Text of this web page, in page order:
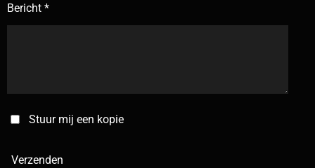
Bericht *
Stuur mij een kopie
Verzenden